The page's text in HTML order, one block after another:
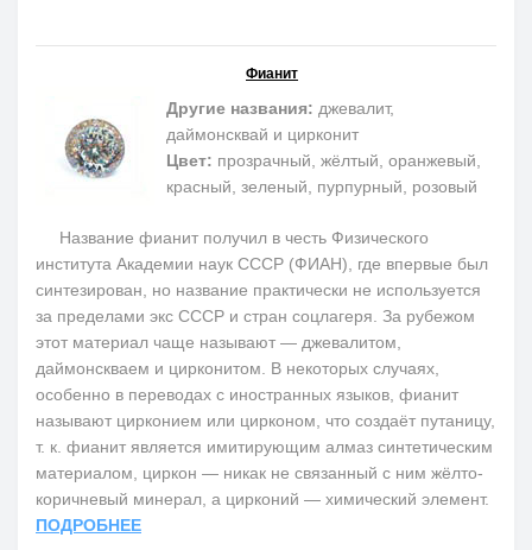
Фианит
Другие названия: джевалит,
даймонсквай и цирконит
Цвет: прозрачный, жёлтый, оранжевый,
красный, зеленый, пурпурный, розовый
Название фианит получил в честь Физического
института Академии наук СССР (ФИАН), где впервые был
синтезирован, но название практически не используется
за пределами экс СССР и стран соцлагеря. За рубежом
этот материал чаще называют — джевалитом,
даймонскваем и цирконитом. В некоторых случаях,
особенно в переводах с иностранных языков, фианит
называют цирконием или цирконом, что создаёт путаницу,
т. к. фианит является имитирующим алмаз синтетическим
материалом, циркон — никак не связанный с ним жёлто-
коричневый минерал, а цирконий — химический элемент.
ПОДРОБНЕЕ